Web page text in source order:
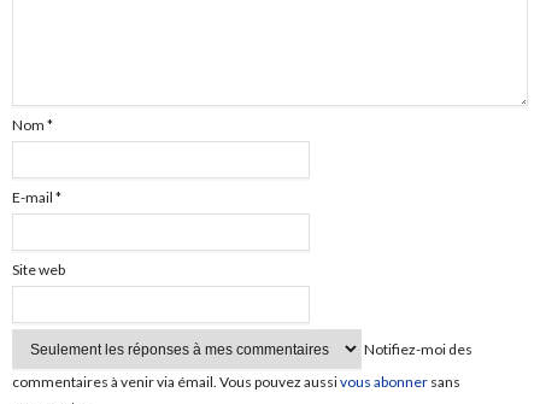
Nom *
E-mail *
Site web
Notifiez-moi des
commentaires à venir via émail. Vous pouvez aussivous abonner sans